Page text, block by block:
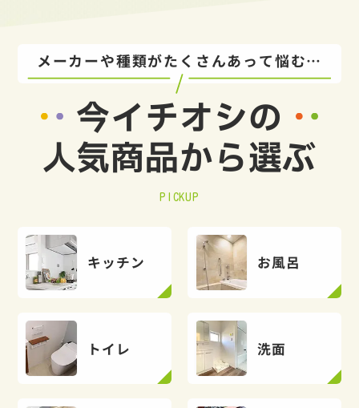
メーカーや種類がたくさんあって悩む…
今イチオシの
人気商品から選ぶ
PICKUP
キッチン お風呂
トイレ 洗面